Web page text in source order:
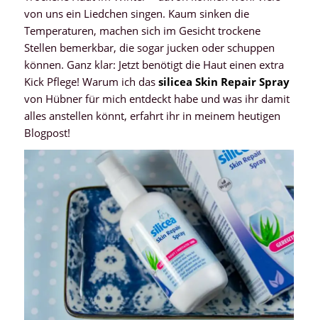
von uns ein Liedchen singen. Kaum sinken die
Temperaturen, machen sich im Gesicht trockene
Stellen bemerkbar, die sogar jucken oder schuppen
können. Ganz klar: Jetzt benötigt die Haut einen extra
Kick Pflege! Warum ich das silicea Skin Repair Spray
von Hübner für mich entdeckt habe und was ihr damit
alles anstellen könnt, erfahrt ihr in meinem heutigen
Blogpost!